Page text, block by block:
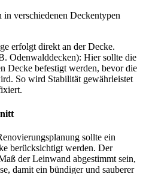
verschiedenen Deckentypen
erfolgt direkt an der Decke.
Odenwalddecken): Hier sollte die
Decke befestigt werden, bevor die
So wird Stabilität gewährleistet
sollte ein
berücksichtigt werden. Der
der Leinwand abgestimmt sein,
damit ein bündiger und sauberer